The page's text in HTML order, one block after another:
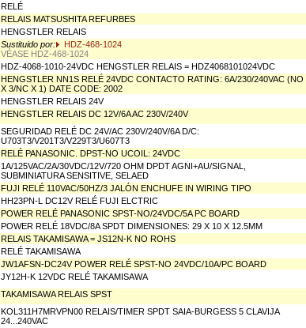
RELÉ
RELAIS MATSUSHITA REFURBES
HENGSTLER RELAIS
Sustituido por:
HDZ-468-1024
VÉASE HDZ-468-1024
HDZ-4068-1010-24VDC HENGSTLER RELAIS = HDZ4068101024VDC
HENGSTLER NN1S RELÉ 24VDC CONTACTO RATING: 6A/230/240VAC (NO
X 3/NC X 1) DATE CODE: 2002
HENGSTLER RELAIS 24V
HENGSTLER RELAIS DC 12V/6A AC 230V/240V
SEGURIDAD RELÉ DC 24V/AC 230V/240V/6A D/C:
U703T3/V201T3/V229T3/U607T3
RELÉ PANASONIC. DPST-NO UCOIL: 24VDC
1A/125VAC/2A/30VDC/12V/720 OHM DPDT AGNI+AU/SIGNAL,
SUBMINIATURA SENSITIVE, SELAED
FUJI RELÉ 110VAC/50HZ/3 JALÓN ENCHUFE IN WIRING TIPO
HH23PN-L DC12V RELÉ FUJI ELCTRIC
POWER RELÉ PANASONIC SPST-NO/24VDC/5A PC BOARD
POWER RELÉ 18VDC/8A SPDT DIMENSIONES: 29 X 10 X 12.5MM
RELAIS TAKAMISAWA = JS12N-K NO ROHS
RELÉ TAKAMISAWA
JW1AFSN-DC24V POWER RELÉ SPST-NO 24VDC/10A/PC BOARD
JY12H-K 12VDC RELÉ TAKAMISAWA
TAKAMISAWA RELAIS SPST
KOL311H7MRVPN00 RELAIS/TIMER SPDT SAIA-BURGESS 5 CLAVIJA
24...240VAC